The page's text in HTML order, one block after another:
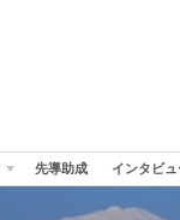
先導助成 インタビュ